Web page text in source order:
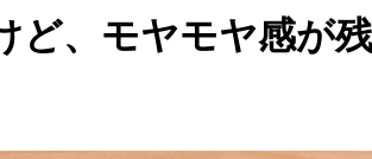
ど、モヤモヤ感が